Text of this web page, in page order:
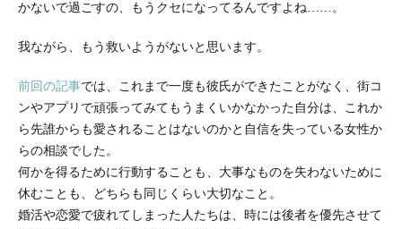
かないで過ごすの、もうクセになってるんですよね……。
我ながら、もう救いようがないと思います。
前回の記事では、これまで一度も彼氏ができたことがなく、街コ
ンやアプリで頑張ってみてもうまくいかなかった自分は、これか
ら先誰からも愛されることはないのかと自信を失っている女性か
らの相談でした。
何かを得るために行動することも、大事なものを失わないために
休むことも、どちらも同じくらい大切なこと。
婚活や恋愛で疲れてしまった人たちは、時には後者を優先させて